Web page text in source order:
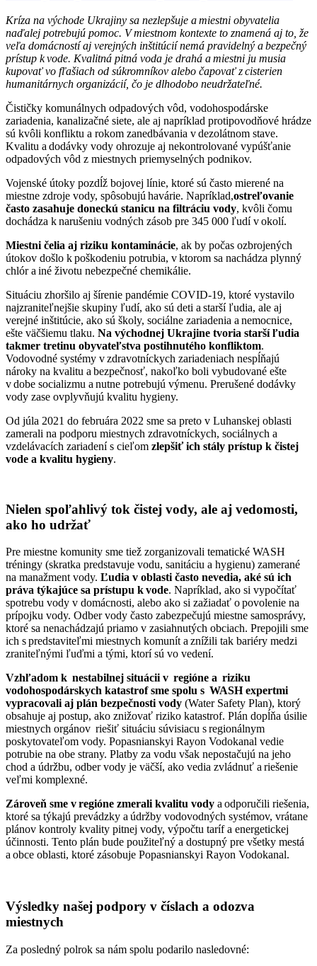
Kríza na východe Ukrajiny sa nezlepšuje a miestni obyvatelia
naďalej potrebujú pomoc. V miestnom kontexte to znamená aj to, že
veľa domácností aj verejných inštitúcií nemá pravidelný a bezpečný
prístup k vode. Kvalitná pitná voda je drahá a miestni ju musia
kupovať vo fľašiach od súkromníkov alebo čapovať z cisterien
humanitárnych organizácií, čo je dlhodobo neudržateľné.
Čističky komunálnych odpadových vôd, vodohospodárske
zariadenia, kanalizačné siete, ale aj napríklad protipovodňové hrádze
sú kvôli konfliktu a rokom zanedbávania v dezolátnom stave.
Kvalitu a dodávky vody ohrozuje aj nekontrolované vypúšťanie
odpadových vôd z miestnych priemyselných podnikov.
Vojenské útoky pozdĺž bojovej línie, ktoré sú často mierené na
miestne zdroje vody, spôsobujú havárie. Napríklad,ostreľovanie
často zasahuje doneckú stanicu na filtráciu vody, kvôli čomu
dochádza k narušeniu vodných zásob pre 345 000 ľudí v okolí.
Miestni čelia aj riziku kontaminácie, ak by počas ozbrojených
útokov došlo k poškodeniu potrubia, v ktorom sa nachádza plynný
chlór a iné životu nebezpečné chemikálie.
Situáciu zhoršilo aj šírenie pandémie COVID-19, ktoré vystavilo
najzraniteľnejšie skupiny ľudí, ako sú deti a starší ľudia, ale aj
verejné inštitúcie, ako sú školy, sociálne zariadenia a nemocnice,
ešte väčšiemu tlaku. Na východnej Ukrajine tvoria starší ľudia
takmer tretinu obyvateľstva postihnutého konfliktom.
Vodovodné systémy v zdravotníckych zariadeniach nespĺňajú
nároky na kvalitu a bezpečnosť, nakoľko boli vybudované ešte
v dobe socializmu a nutne potrebujú výmenu. Prerušené dodávky
vody zase ovplyvňujú kvalitu hygieny.
Od júla 2021 do februára 2022 sme sa preto v Luhanskej oblasti
zamerali na podporu miestnych zdravotníckych, sociálnych a
vzdelávacích zariadení s cieľom zlepšiť ich stály prístup k čistej
vode a kvalitu hygieny.
Nielen spoľahlivý tok čistej vody, ale aj vedomosti,
ako ho udržať
Pre miestne komunity sme tiež zorganizovali tematické WASH
tréningy (skratka predstavuje vodu, sanitáciu a hygienu) zamerané
na manažment vody. Ľudia v oblasti často nevedia, aké sú ich
práva týkajúce sa prístupu k vode. Napríklad, ako si vypočítať
spotrebu vody v domácnosti, alebo ako si zažiadať o povolenie na
prípojku vody. Odber vody často zabezpečujú miestne samosprávy,
ktoré sa nenachádzajú priamo v zasiahnutých obciach. Prepojili sme
ich s predstaviteľmi miestnych komunít a znížili tak bariéry medzi
zraniteľnými ľuďmi a tými, ktorí sú vo vedení.
Vzhľadom k nestabilnej situácii v regióne a riziku
vodohospodárskych katastrof sme spolu s WASH expertmi
vypracovali aj plán bezpečnosti vody (Water Safety Plan), ktorý
obsahuje aj postup, ako znižovať riziko katastrof. Plán dopĺňa úsilie
miestnych orgánov riešiť situáciu súvisiacu s regionálnym
poskytovateľom vody. Popasnianskyi Rayon Vodokanal vedie
potrubie na obe strany. Platby za vodu však nepostačujú na jeho
chod a údržbu, odber vody je väčší, ako vedia zvládnuť a riešenie
veľmi komplexné.
Zároveň sme v regióne zmerali kvalitu vody a odporučili riešenia,
ktoré sa týkajú prevádzky a údržby vodovodných systémov, vrátane
plánov kontroly kvality pitnej vody, výpočtu taríf a energetickej
účinnosti. Tento plán bude použiteľný a dostupný pre všetky mestá
a obce oblasti, ktoré zásobuje Popasnianskyi Rayon Vodokanal.
Výsledky našej podpory v číslach a odozva
miestnych
Za posledný polrok sa nám spolu podarilo nasledovné: